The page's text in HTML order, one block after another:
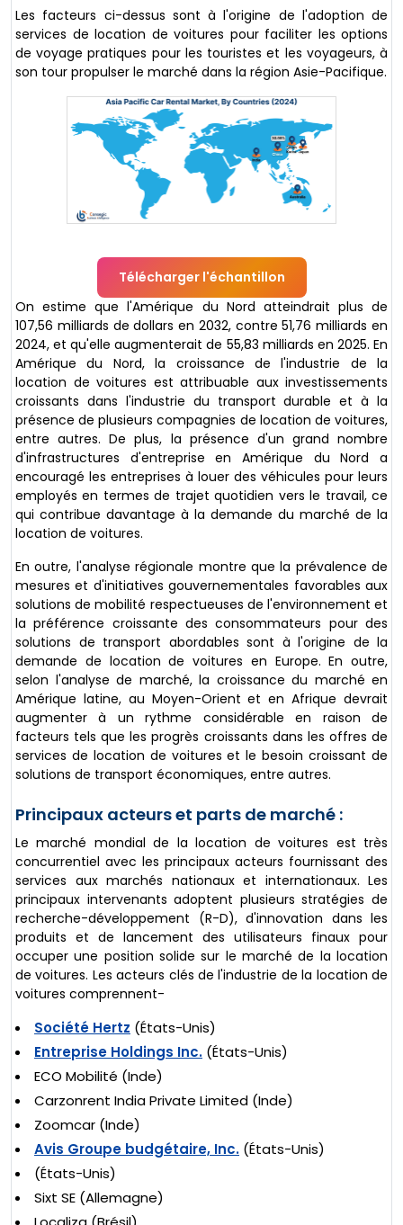
Les facteurs ci-dessus sont à l'origine de l'adoption de
services de location de voitures pour faciliter les options
de voyage pratiques pour les touristes et les voyageurs, à
son tour propulser le marché dans la région Asie-Pacifique.
Télécharger l'échantillon
On estime que l'Amérique du Nord atteindrait plus de
107,56 milliards de dollars en 2032, contre 51,76 milliards en
2024, et qu'elle augmenterait de 55,83 milliards en 2025. En
Amérique du Nord, la croissance de l'industrie de la
location de voitures est attribuable aux investissements
croissants dans l'industrie du transport durable et à la
présence de plusieurs compagnies de location de voitures,
entre autres. De plus, la présence d'un grand nombre
d'infrastructures d'entreprise en Amérique du Nord a
encouragé les entreprises à louer des véhicules pour leurs
employés en termes de trajet quotidien vers le travail, ce
qui contribue davantage à la demande du marché de la
location de voitures.
En outre, l'analyse régionale montre que la prévalence de
mesures et d'initiatives gouvernementales favorables aux
solutions de mobilité respectueuses de l'environnement et
la préférence croissante des consommateurs pour des
solutions de transport abordables sont à l'origine de la
demande de location de voitures en Europe. En outre,
selon l'analyse de marché, la croissance du marché en
Amérique latine, au Moyen-Orient et en Afrique devrait
augmenter à un rythme considérable en raison de
facteurs tels que les progrès croissants dans les offres de
services de location de voitures et le besoin croissant de
solutions de transport économiques, entre autres.
Principaux acteurs et parts de marché :
Le marché mondial de la location de voitures est très
concurrentiel avec les principaux acteurs fournissant des
services aux marchés nationaux et internationaux. Les
principaux intervenants adoptent plusieurs stratégies de
recherche-développement (R-D), d'innovation dans les
produits et de lancement des utilisateurs finaux pour
occuper une position solide sur le marché de la location
de voitures. Les acteurs clés de l'industrie de la location de
voitures comprennent-
Société Hertz (États-Unis)
Entreprise Holdings Inc. (États-Unis)
ECO Mobilité (Inde)
Carzonrent India Private Limited (Inde)
Zoomcar (Inde)
Avis Groupe budgétaire, Inc. (États-Unis)
(États-Unis)
Sixt SE (Allemagne)